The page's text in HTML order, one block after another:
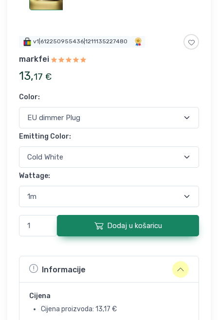
v1|612250955436|1211135227480
markfei
13,17 €
Color:
Emitting Color:
Wattage:
Dodaj u košaricu
Informacije
Cijena
Cijena proizvoda: 13,17 €